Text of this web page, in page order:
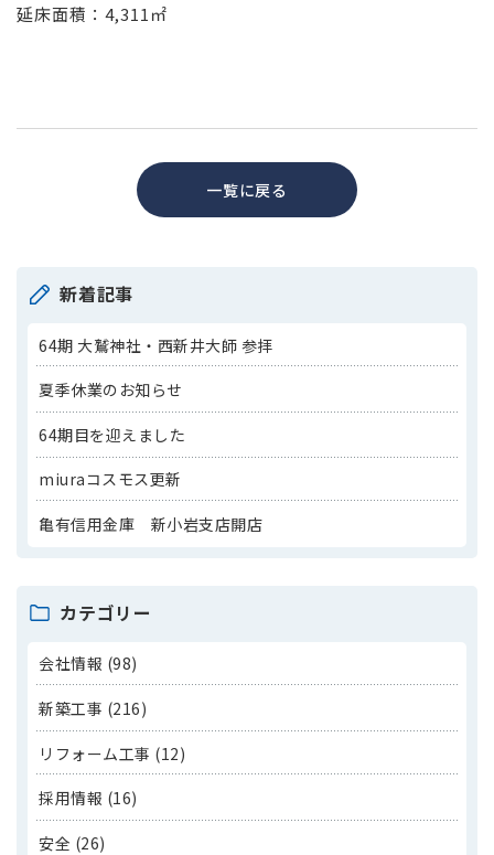
延床面積：4,311㎡
一覧に戻る
新着記事
64期 大鷲神社・西新井大師 参拝
夏季休業のお知らせ
64期目を迎えました
miuraコスモス更新
亀有信用金庫 新小岩支店開店
カテゴリー
会社情報 (98)
新築工事 (216)
リフォーム工事 (12)
採用情報 (16)
安全 (26)